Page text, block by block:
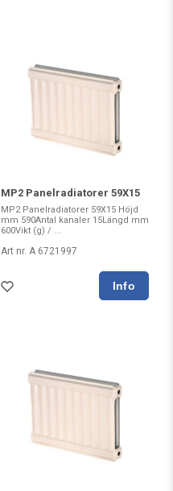
MP2 Panelradiatorer 59X15
MP2 Panelradiatorer 59X15 Höjd
mm 590Antal kanaler 15Längd mm
600Vikt (g) / ...
Art nr. A 6721997